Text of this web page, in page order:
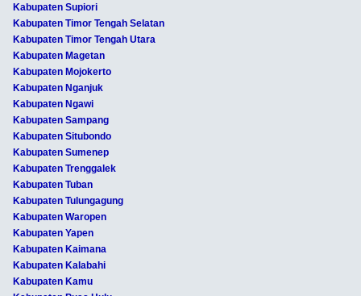
Kabupaten Supiori
Kabupaten Timor Tengah Selatan
Kabupaten Timor Tengah Utara
Kabupaten Magetan
Kabupaten Mojokerto
Kabupaten Nganjuk
Kabupaten Ngawi
Kabupaten Sampang
Kabupaten Situbondo
Kabupaten Sumenep
Kabupaten Trenggalek
Kabupaten Tuban
Kabupaten Tulungagung
Kabupaten Waropen
Kabupaten Yapen
Kabupaten Kaimana
Kabupaten Kalabahi
Kabupaten Kamu